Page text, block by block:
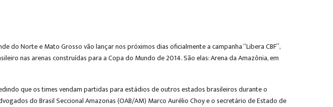
do Norte e Mato Grosso vão lançar nos próximos dias oficialmente a campanha “Libera CBF”,
nas arenas construídas para a Copa do Mundo de 2014. São elas: Arena da Amazônia, em
que os times vendam partidas para estádios de outros estados brasileiros durante o
do Brasil Seccional Amazonas (OAB/AM) Marco Aurélio Choy e o secretário de Estado de